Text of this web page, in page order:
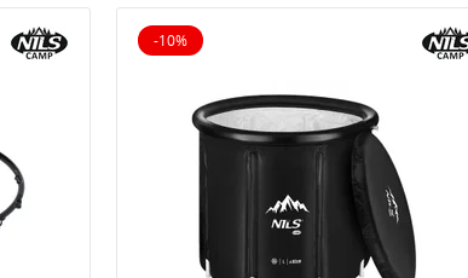
-10%
10% reduziert